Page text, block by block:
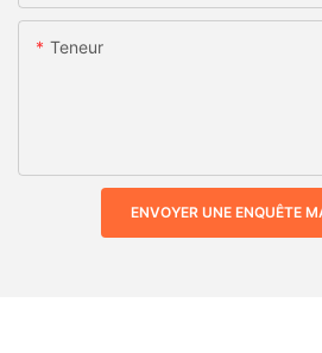
Teneur
ENVOYER UNE ENQUÊTE